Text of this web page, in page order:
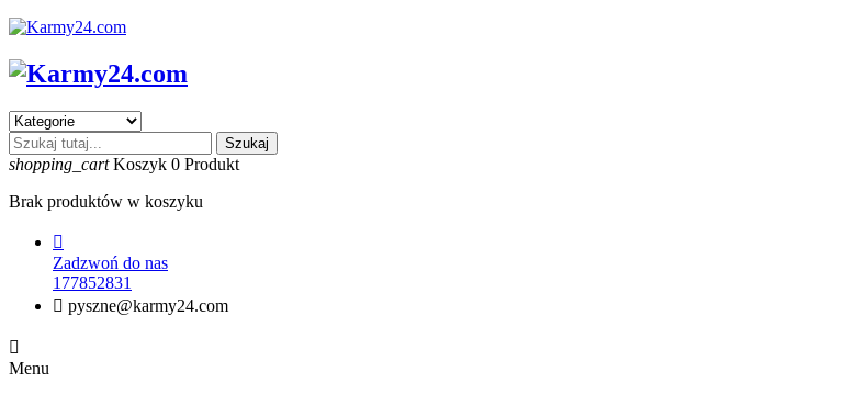
Szukaj
shopping_cart Koszyk 0 Produkt
Brak produktów w koszyku

Zadzwoń do nas
177852831
 pyszne@karmy24.com

Menu